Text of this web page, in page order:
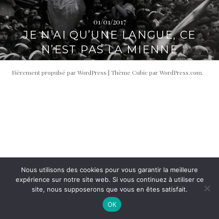
i
p
a
l
t
é
r
a
l
01/01/2017
JE N’AI QU’UNE LANGUE, CE
N’EST PAS LA MIENNE
Fièrement propulsé par WordPress | Thème Cubic parWordPress.com.
Nous utilisons des cookies pour vous garantir la meilleure
expérience sur notre site web. Si vous continuez à utiliser ce
site, nous supposerons que vous en êtes satisfait.
OK